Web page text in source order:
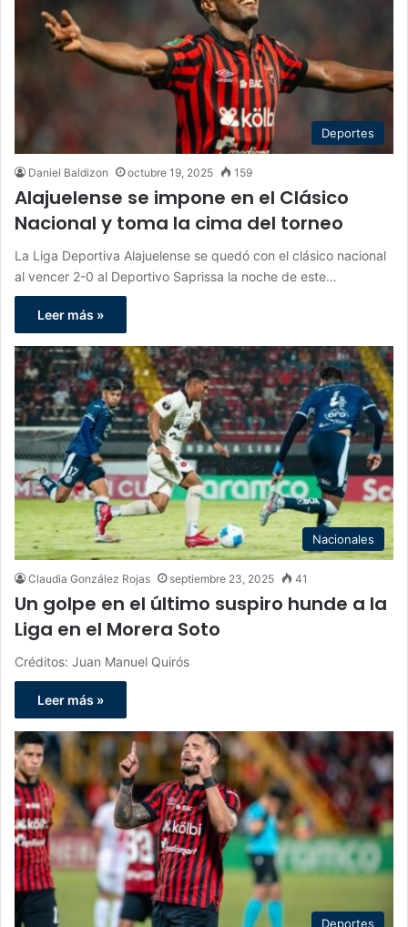
Deportes
Daniel Baldizon octubre 19, 2025 159
Alajuelense se impone en el Clásico
Nacional y toma la cima del torneo
La Liga Deportiva Alajuelense se quedó con el clásico nacional
al vencer 2-0 al Deportivo Saprissa la noche de este…
Leer más »
Nacionales
Claudia González Rojas septiembre 23, 2025 41
Un golpe en el último suspiro hunde a la
Liga en el Morera Soto
Créditos: Juan Manuel Quirós
Leer más »
Deportes